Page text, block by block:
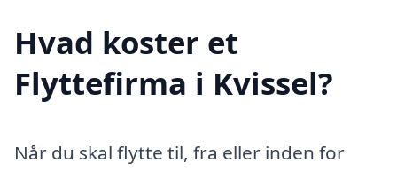
Hvad koster et
Flyttefirma i Kvissel?
Når du skal flytte til, fra eller inden for